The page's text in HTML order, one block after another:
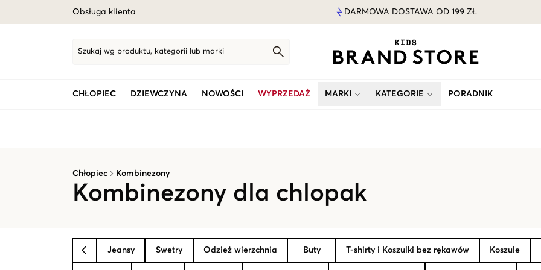
Obsługa klienta DARMOWA DOSTAWA OD 199 ZŁ
Szukaj wg produktu, kategorii lub marki
CHŁOPIEC DZIEWCZYNA NOWOŚCI WYPRZEDAŻ MARKI KATEGORIE PORADNIK
Chłopiec Kombinezony
Kombinezony dla chlopak
BACK Jeansy Swetry Odzież wierzchnia Buty T-shirty i Koszulki bez rękawów Koszule